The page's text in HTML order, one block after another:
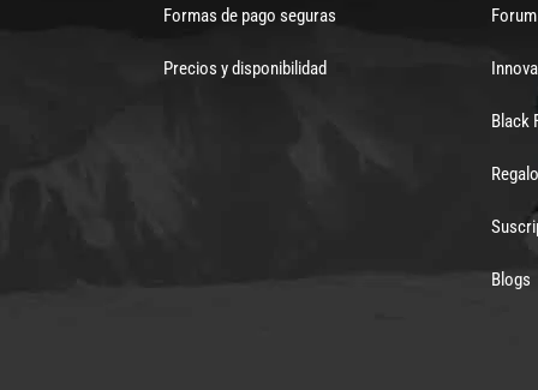
Formas de pago seguras
Precios y disponibilidad
Black
Blogs